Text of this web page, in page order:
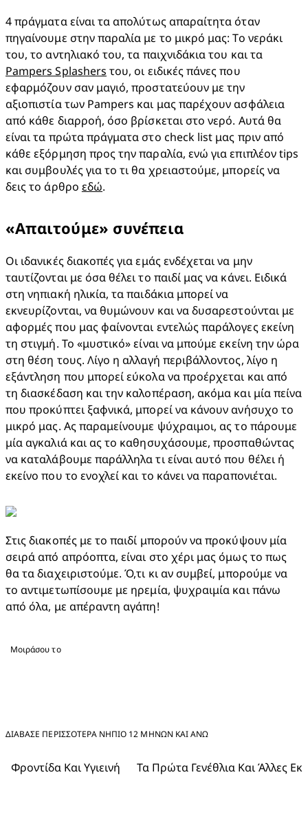
4 πράγματα είναι τα απολύτως απαραίτητα όταν
πηγαίνουμε στην παραλία με το μικρό μας: Το νεράκι
του, το αντηλιακό του, τα παιχνιδάκια του και τα
Pampers Splashers του, οι ειδικές πάνες που
εφαρμόζουν σαν μαγιό, προστατεύουν με την
αξιοπιστία των Pampers και μας παρέχουν ασφάλεια
από κάθε διαρροή, όσο βρίσκεται στο νερό. Αυτά θα
είναι τα πρώτα πράγματα στο check list μας πριν από
κάθε εξόρμηση προς την παραλία, ενώ για επιπλέον tips
και συμβουλές για το τι θα χρειαστούμε, μπορείς να
δεις το άρθρο εδώ.
«Απαιτούμε» συνέπεια
Οι ιδανικές διακοπές για εμάς ενδέχεται να μην
ταυτίζονται με όσα θέλει το παιδί μας να κάνει. Ειδικά
στη νηπιακή ηλικία, τα παιδάκια μπορεί να
εκνευρίζονται, να θυμώνουν και να δυσαρεστούνται με
αφορμές που μας φαίνονται εντελώς παράλογες εκείνη
τη στιγμή. Το «μυστικό» είναι να μπούμε εκείνη την ώρα
στη θέση τους. Λίγο η αλλαγή περιβάλλοντος, λίγο η
εξάντληση που μπορεί εύκολα να προέρχεται και από
τη διασκέδαση και την καλοπέραση, ακόμα και μία πείνα
που προκύπτει ξαφνικά, μπορεί να κάνουν ανήσυχο το
μικρό μας. Ας παραμείνουμε ψύχραιμοι, ας το πάρουμε
μία αγκαλιά και ας το καθησυχάσουμε, προσπαθώντας
να καταλάβουμε παράλληλα τι είναι αυτό που θέλει ή
εκείνο που το ενοχλεί και το κάνει να παραπονιέται.
Στις διακοπές με το παιδί μπορούν να προκύψουν μία
σειρά από απρόοπτα, είναι στο χέρι μας όμως το πως
θα τα διαχειριστούμε. Ό,τι κι αν συμβεί, μπορούμε να
το αντιμετωπίσουμε με ηρεμία, ψυχραιμία και πάνω
από όλα, με απέραντη αγάπη!
Μοιράσου το
ΔΙΑΒΑΣΕ ΠΕΡΙΣΣΟΤΕΡΑ ΝΉΠΙΟ 12 ΜΗΝΏΝ ΚΑΙ ΆΝΩ
Φροντίδα Και Υγιεινή Τα Πρώτα Γενέθλια Και Άλλες